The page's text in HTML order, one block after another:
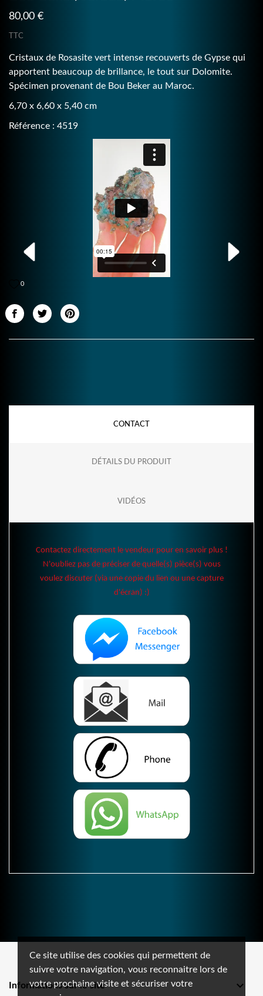
Ce site utilise des cookies qui permettent de
suivre votre navigation, vous reconnaitre lors de
votre prochaine visite et sécuriser votre
80,00 €
TTC
Cristaux de Rosasite vert intense recouverts de Gypse qui
apportent beaucoup de brillance, le tout sur Dolomite.
Spécimen provenant de Bou Beker au Maroc.
6,70 x 6,60 x 5,40 cm
Référence : 4519
0
CONTACT
DÉTAILS DU PRODUIT
VIDÉOS
Contactez directement le vendeur pour en savoir plus !
N'oubliez pas de préciser de quelle(s) pièce(s) vous
voulez discuter (via une copie du lien ou une capture
d'écran) :)
Informations sur le site 